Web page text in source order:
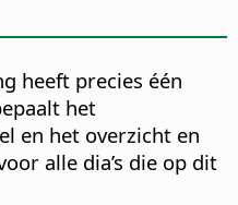
heeft precies één
het
en het overzicht en
alle dia’s die op dit